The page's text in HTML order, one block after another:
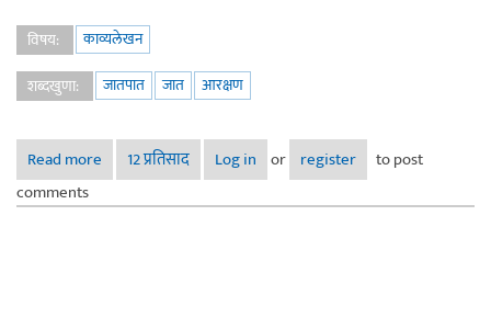
विषय:
काव्यलेखन
शब्दखुणा:
जातपात जात आरक्षण
Read more about टक्का मागे आरक्षण
12 प्रतिसाद Log in or register
to post
comments